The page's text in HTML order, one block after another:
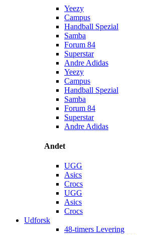
Yeezy
Campus
Handball Spezial
Samba
Forum 84
Superstar
Andre Adidas
Yeezy
Campus
Handball Spezial
Samba
Forum 84
Superstar
Andre Adidas
Andet
UGG
Asics
Crocs
UGG
Asics
Crocs
Udforsk
48-timers Levering